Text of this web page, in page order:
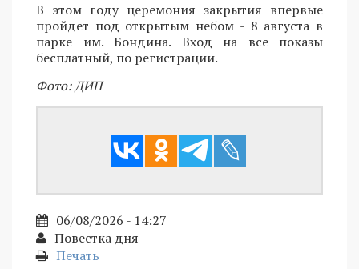
В этом году церемония закрытия впервые
пройдет под открытым небом - 8 августа в
парке им. Бондина. Вход на все показы
бесплатный, по регистрации.
Фото: ДИП
06/08/2026 - 14:27
Повестка дня
Печать